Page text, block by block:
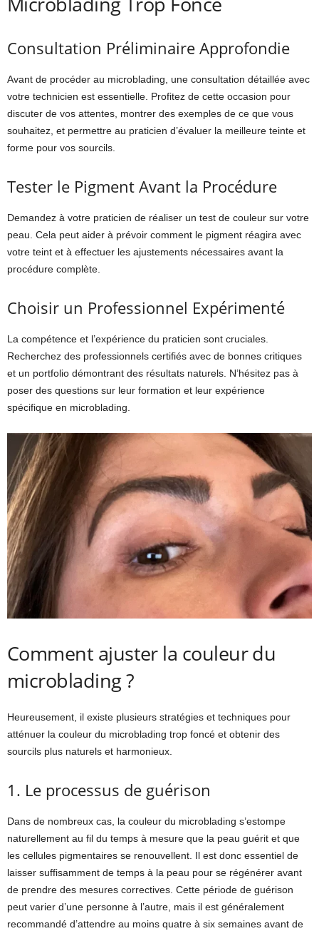
Consultation Préliminaire Approfondie
Avant de procéder au microblading, une consultation détaillée avec
votre technicien est essentielle. Profitez de cette occasion pour
discuter de vos attentes, montrer des exemples de ce que vous
souhaitez, et permettre au praticien d’évaluer la meilleure teinte et
forme pour vos sourcils.
Tester le Pigment Avant la Procédure
Demandez à votre praticien de réaliser un test de couleur sur votre
peau. Cela peut aider à prévoir comment le pigment réagira avec
votre teint et à effectuer les ajustements nécessaires avant la
procédure complète.
Choisir un Professionnel Expérimenté
La compétence et l’expérience du praticien sont cruciales.
Recherchez des professionnels certifiés avec de bonnes critiques
et un portfolio démontrant des résultats naturels. N’hésitez pas à
poser des questions sur leur formation et leur expérience
spécifique en microblading.
Comment ajuster la couleur du
microblading ?
Heureusement, il existe plusieurs stratégies et techniques pour
atténuer la couleur du microblading trop foncé et obtenir des
sourcils plus naturels et harmonieux.
1. Le processus de guérison
Dans de nombreux cas, la couleur du microblading s’estompe
naturellement au fil du temps à mesure que la peau guérit et que
les cellules pigmentaires se renouvellent. Il est donc essentiel de
laisser suffisamment de temps à la peau pour se régénérer avant
de prendre des mesures correctives. Cette période de guérison
peut varier d’une personne à l’autre, mais il est généralement
recommandé d’attendre au moins quatre à six semaines avant de